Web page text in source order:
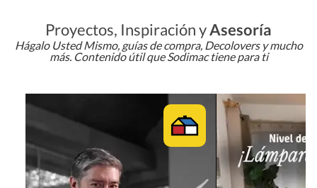
Proyectos, Inspiración yAsesoría
Hágalo Usted Mismo, guías de compra, Decolovers y mucho
más. Contenido útil que Sodimac tiene para ti